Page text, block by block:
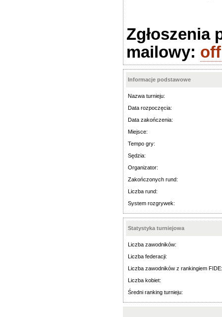
Zgłoszenia
mailowy:
Informacje podstawowe
Nazwa turnieju:
Data rozpoczęcia:
Data zakończenia:
Miejsce:
Tempo gry:
Sędzia:
Organizator:
Zakończonych rund:
Liczba rund:
System rozgrywek:
Statystyka turniejowa
Liczba zawodników:
Liczba federacji:
Liczba zawodników z rankingiem FIDE:
Liczba kobiet:
Średni ranking turnieju: